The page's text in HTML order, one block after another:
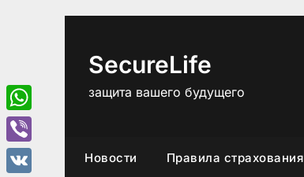
SecureLife
защита вашего будущего
Новости Правила страхования
WhatsApp
Viber